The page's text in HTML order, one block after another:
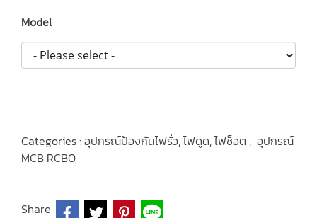
Model
Categories : อุปกรณ์ป้องกันไฟรั่ว, ไฟดูด, ไฟช็อต , อุปกรณ์
MCB RCBO
Share